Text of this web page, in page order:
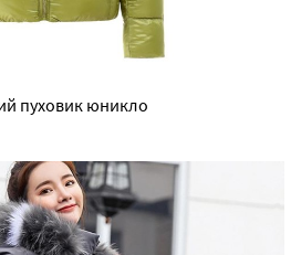
пуховик юникло